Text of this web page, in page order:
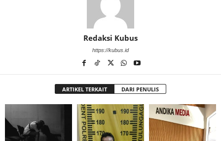
Redaksi Kubus
https://kubus.id
ARTIKEL TERKAIT DARI PENULIS